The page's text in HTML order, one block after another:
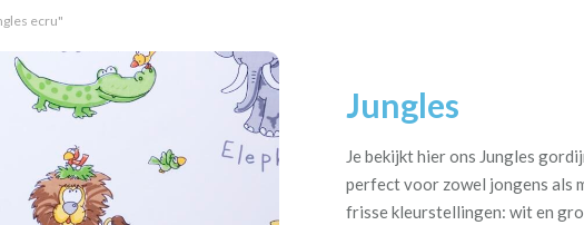
ecru"
Jungles
Je bekijkt hier ons Jungles
perfect voor zowel jongens als
frisse kleurstellingen: wit en